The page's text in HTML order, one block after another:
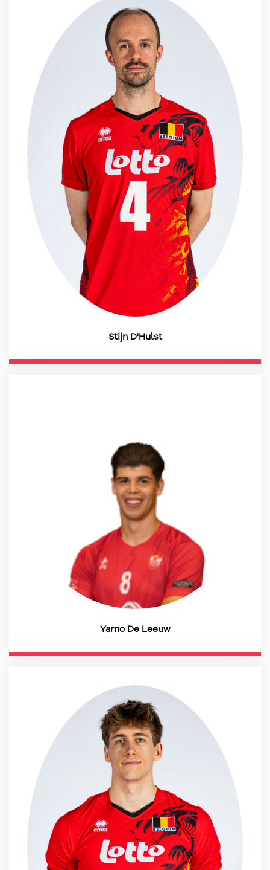
Stijn D'Hulst
Yarno De Leeuw